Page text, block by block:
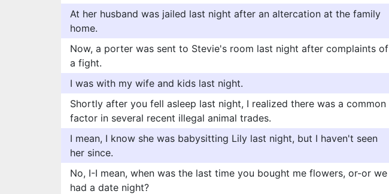
At her husband was jailed last night after an altercation at the family
home.
Now, a porter was sent to Stevie's room last night after complaints of
a fight.
I was with my wife and kids last night.
Shortly after you fell asleep last night, I realized there was a common
factor in several recent illegal animal trades.
I mean, I know she was babysitting Lily last night, but I haven't seen
her since.
No, I-I mean, when was the last time you bought me flowers, or-or we
had a date night?